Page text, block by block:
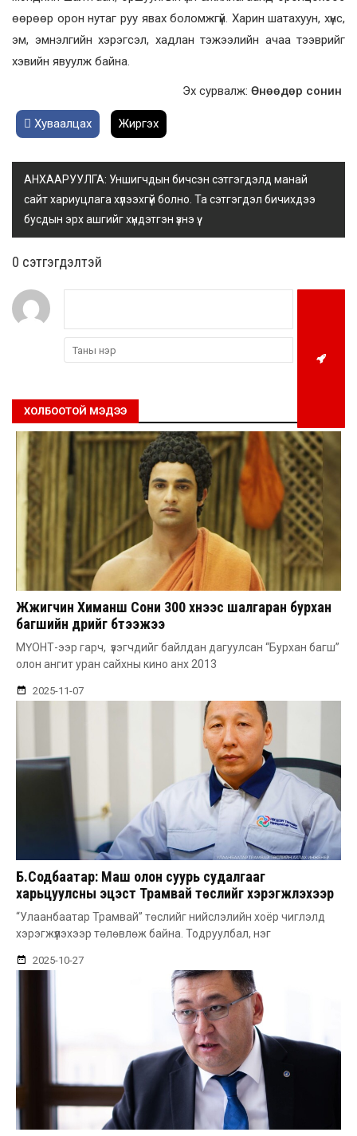
өөрөөр орон нутаг руу явах боломжгүй. Харин шатахуун, хүнс,
эм, эмнэлгийн хэрэгсэл, хадлан тэжээлийн ачаа тээврийг
хэвийн явуулж байна.
Эх сурвалж: Өнөөдөр сонин
Хуваалцах Жиргэх
АНХААРУУЛГА: Уншигчдын бичсэн сэтгэгдэлд манай
сайт хариуцлага хүлээхгүй болно. Та сэтгэгдэл бичихдээ
бусдын эрх ашгийг хүндэтгэн үзнэ үү.
0 cэтгэгдэлтэй
ХОЛБООТОЙ МЭДЭЭ
Жүжигчин Химаншү Сони 300 хүнээс шалгаран бурхан
багшийн дүрийг бүтээжээ
МҮОНТ-ээр гарч, үзэгчдийг байлдан дагуулсан “Бурхан багш”
олон ангит уран сайхны кино анх 2013
2025-11-07
Б.Содбаатар: Маш олон суурь судалгааг
харьцуулсны эцэст Трамвай төслийг хэрэгжүүлэхээр
тогтсон
“Улаанбаатар Трамвай” төслийг нийслэлийн хоёр чиглэлд
хэрэгжүүлэхээр төлөвлөж байна. Тодруулбал, нэг
2025-10-27